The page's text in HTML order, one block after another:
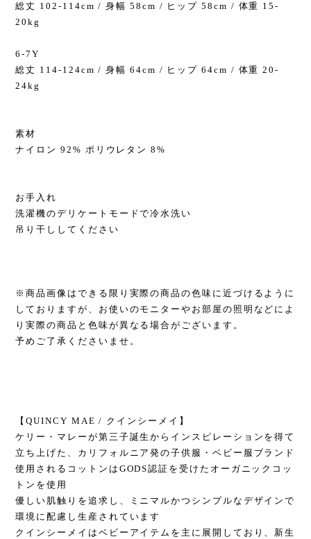
総丈 102-114cm / 身幅 58cm / ヒップ 58cm / 体重 15-
20kg
6-7Y
総丈 114-124cm / 身幅 64cm / ヒップ 64cm / 体重 20-
24kg
素材
ナイロン 92% ポリウレタン 8%
お手入れ
洗濯機のデリケートモードで冷水洗い
吊り干ししてください
※商品画像はできる限り実際の商品の色味に近づけるように
しておりますが、お使いのモニターやお部屋の照明などによ
り実際の商品と色味が異なる場合がございます。
予めご了承くださいませ。
【QUINCY MAE / クインシーメイ】
ケリー・マレーが第三子誕生からインスピレーションを得て
立ち上げた、カリフォルニア発の子供服・ベビー服ブランド
使用されるコットンはGODS認証を受けたオーガニックコッ
トンを使用
優しい肌触りを追求し、ミニマルかつシンプルなデザインで
環境に配慮し生産されています
クインシーメイはベビーアイテムを主に展開しており、新生